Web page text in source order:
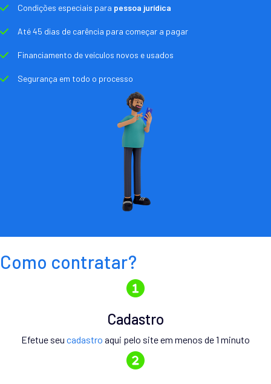
Condições especiais para pessoa jurídica
Até 45 dias de carência para começar a pagar
Financiamento de veículos novos e usados
Segurança em todo o processo
Como contratar?
Cadastro
Efetue seu cadastro aqui pelo site em menos de 1 minuto